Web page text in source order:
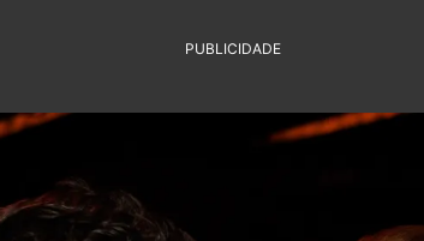
PUBLICIDADE